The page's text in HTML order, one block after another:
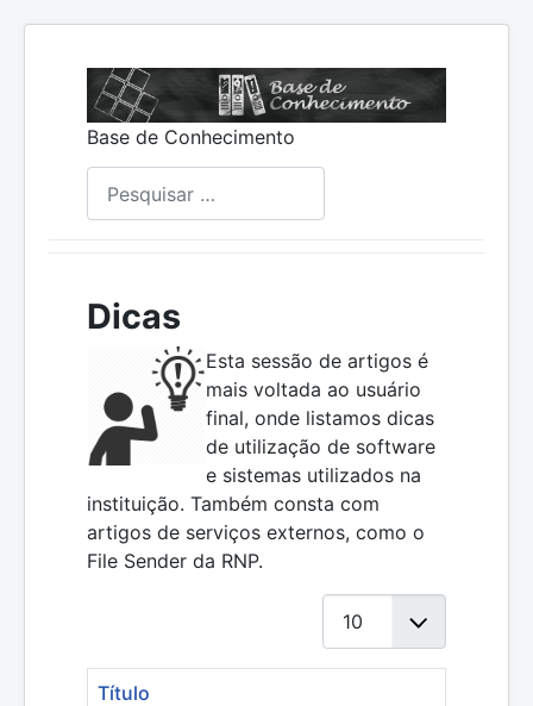
Base de Conhecimento
Dicas
Esta sessão de artigos é
mais voltada ao usuário
final, onde listamos dicas
de utilização de software
e sistemas utilizados na
instituição. Também consta com
artigos de serviços externos, como o
File Sender da RNP.
Título